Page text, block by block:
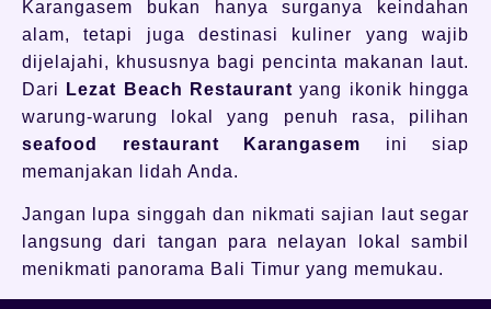
Karangasem bukan hanya surganya keindahan
alam, tetapi juga destinasi kuliner yang wajib
dijelajahi, khususnya bagi pencinta makanan laut.
Dari
Lezat Beach Restaurant yang ikonik hingga
warung-warung lokal yang penuh rasa, pilihan
seafood restaurant Karangasem ini siap
memanjakan lidah Anda.
Jangan lupa singgah dan nikmati sajian laut segar
langsung dari tangan para nelayan lokal sambil
menikmati panorama Bali Timur yang memukau.